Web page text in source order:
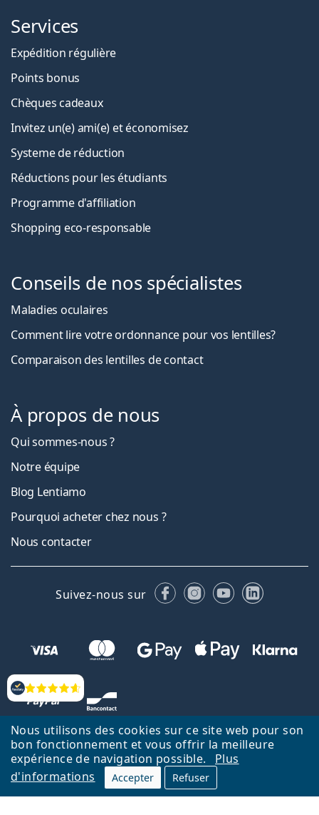
Nous utilisons des cookies sur ce site web pour son
bon fonctionnement et vous offrir la meilleure
expérience de navigation possible.
Plus
d'informations
Accepter Refuser
Évaluation
Services
Expédition régulière
Points bonus
Chèques cadeaux
Invitez un(e) ami(e) et économisez
Systeme de réduction
Réductions pour les étudiants
Programme d'affiliation
Shopping eco-responsable
Conseils de nos spécialistes
Maladies oculaires
Comment lire votre ordonnance pour vos lentilles?
Comparaison des lentilles de contact
À propos de nous
Qui sommes-nous ?
Notre équipe
Blog Lentiamo
Pourquoi acheter chez nous ?
Nous contacter
Suivez-nous sur FacebookInstagram
YouTubeLinkedIn
Retour à la page d'accueil Haut
Nederlands